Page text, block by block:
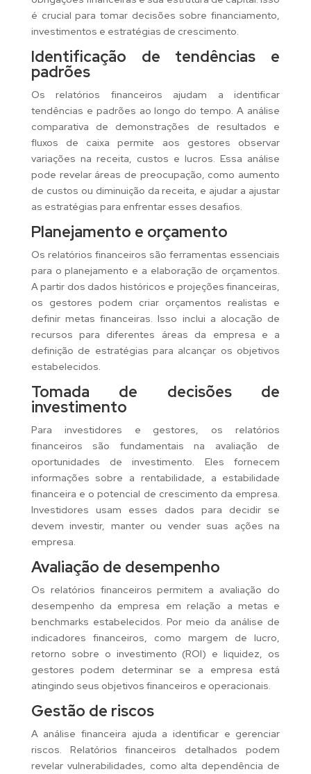
é crucial para tomar decisões sobre financiamento,
investimentos e estratégias de crescimento.
Identificação de tendências e
padrões
Os relatórios financeiros ajudam a identificar
tendências e padrões ao longo do tempo. A análise
comparativa de demonstrações de resultados e
fluxos de caixa permite aos gestores observar
variações na receita, custos e lucros. Essa análise
pode revelar áreas de preocupação, como aumento
de custos ou diminuição da receita, e ajudar a ajustar
as estratégias para enfrentar esses desafios.
Planejamento e orçamento
Os relatórios financeiros são ferramentas essenciais
para o planejamento e a elaboração de orçamentos.
A partir dos dados históricos e projeções financeiras,
os gestores podem criar orçamentos realistas e
definir metas financeiras. Isso inclui a alocação de
recursos para diferentes áreas da empresa e a
definição de estratégias para alcançar os objetivos
estabelecidos.
Tomada de decisões de
investimento
Para investidores e gestores, os relatórios
financeiros são fundamentais na avaliação de
oportunidades de investimento. Eles fornecem
informações sobre a rentabilidade, a estabilidade
financeira e o potencial de crescimento da empresa.
Investidores usam esses dados para decidir se
devem investir, manter ou vender suas ações na
empresa.
Avaliação de desempenho
Os relatórios financeiros permitem a avaliação do
desempenho da empresa em relação a metas e
benchmarks estabelecidos. Por meio da análise de
indicadores financeiros, como margem de lucro,
retorno sobre o investimento (ROI) e liquidez, os
gestores podem determinar se a empresa está
atingindo seus objetivos financeiros e operacionais.
Gestão de riscos
A análise financeira ajuda a identificar e gerenciar
riscos. Relatórios financeiros detalhados podem
revelar vulnerabilidades, como alta dependência de